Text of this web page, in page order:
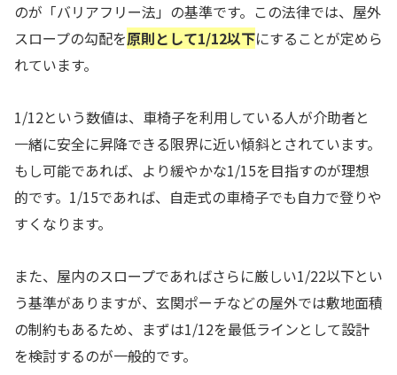
のが「バリアフリー法」の基準です。この法律では、屋外
スロープの勾配を原則として1/12以下にすることが定めら
れています。
1/12という数値は、車椅子を利用している人が介助者と
一緒に安全に昇降できる限界に近い傾斜とされています。
もし可能であれば、より緩やかな1/15を目指すのが理想
的です。1/15であれば、自走式の車椅子でも自力で登りや
すくなります。
また、屋内のスロープであればさらに厳しい1/22以下とい
う基準がありますが、玄関ポーチなどの屋外では敷地面積
の制約もあるため、まずは1/12を最低ラインとして設計
を検討するのが一般的です。